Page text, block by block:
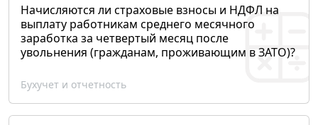
Начисляются ли страховые взносы и НДФЛ на
выплату работникам среднего месячного
заработка за четвертый месяц после
увольнения (гражданам, проживающим в ЗАТО)?
Бухучет и отчетность